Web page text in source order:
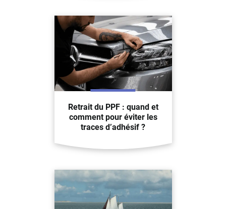
Retrait du PPF : quand et
comment pour éviter les
traces d’adhésif ?